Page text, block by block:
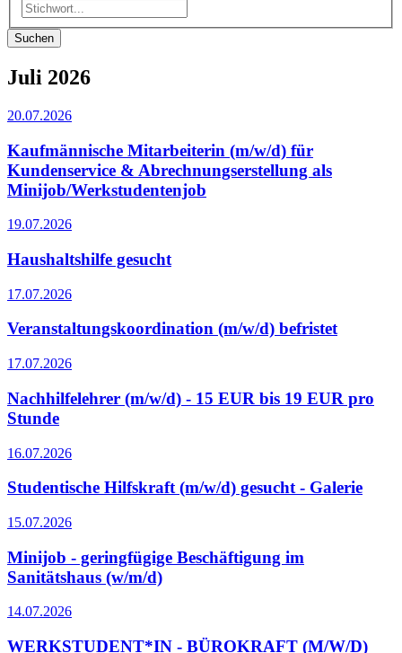
Suchen
Juli 2026
20.07.2026
Kaufmännische Mitarbeiterin (m/w/d) für
Kundenservice & Abrechnungserstellung als
Minijob/Werkstudentenjob
19.07.2026
Haushaltshilfe gesucht
17.07.2026
Veranstaltungskoordination (m/w/d) befristet
17.07.2026
Nachhilfelehrer (m/w/d) - 15 EUR bis 19 EUR pro
Stunde
16.07.2026
Studentische Hilfskraft (m/w/d) gesucht - Galerie
15.07.2026
Minijob - geringfügige Beschäftigung im
Sanitätshaus (w/m/d)
14.07.2026
WERKSTUDENT*IN - BÜROKRAFT (M/W/D)